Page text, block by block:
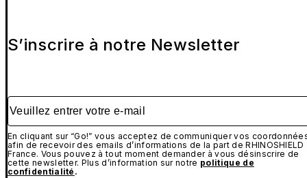
S’inscrire à notre Newsletter
Veuillez entrer votre e-mail
En cliquant sur “Go!” vous acceptez de communiquer vos
afin de recevoir des emails d’informations de la part de RHINOSHIELD
France. Vous pouvez à tout moment demander à vous désinscrire de
cette newsletter. Plus d’information sur notre politique de
confidentialité .